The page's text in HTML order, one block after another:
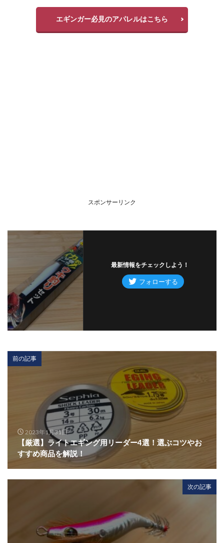
エギンガー必見のアパレルはこちら
スポンサーリンク
最新情報をチェックしよう！
前の記事
2023年1月31日
【厳選】ライトエギング用リーダー4選！選ぶコツやお
すすめ商品を解説！
次の記事